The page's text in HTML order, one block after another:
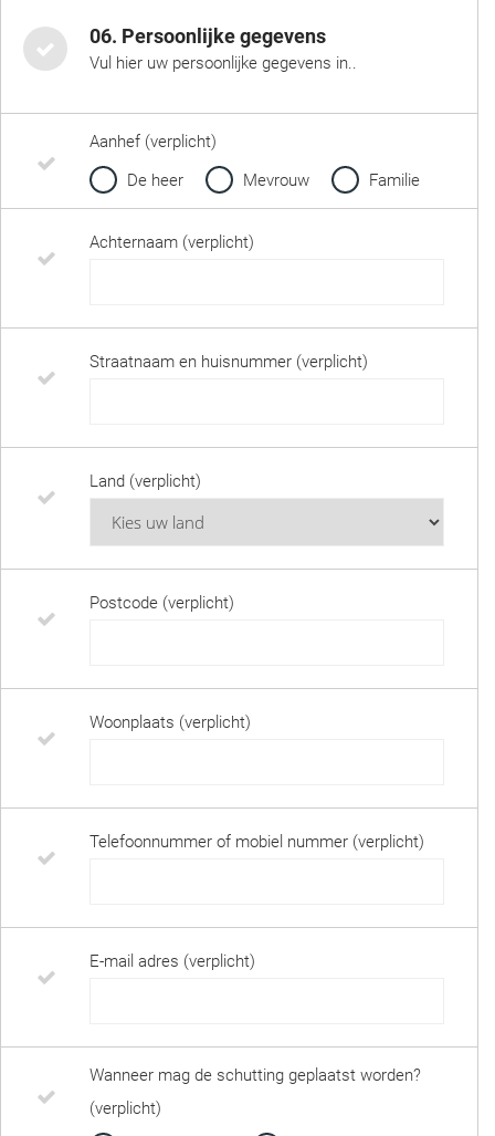
06. Persoonlijke gegevens
Vul hier uw persoonlijke gegevens in..
Aanhef (verplicht)
De heer
Mevrouw Familie
Achternaam (verplicht)
Straatnaam en huisnummer (verplicht)
Land (verplicht)
Postcode (verplicht)
Woonplaats (verplicht)
Telefoonnummer of mobiel nummer (verplicht)
E-mail adres (verplicht)
Wanneer mag de schutting geplaatst worden?
(verplicht)